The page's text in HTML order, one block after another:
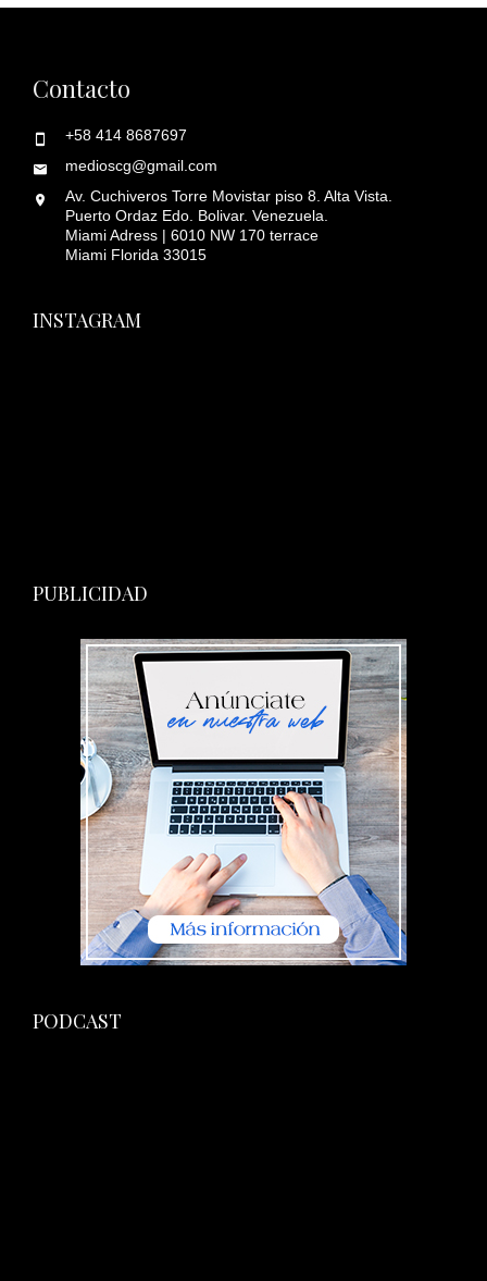
Contacto
+58 414 8687697
medioscg@gmail.com
Av. Cuchiveros Torre Movistar piso 8. Alta Vista.
Puerto Ordaz Edo. Bolivar. Venezuela.
Miami Adress | 6010 NW 170 terrace
Miami Florida 33015
INSTAGRAM
PUBLICIDAD
PODCAST